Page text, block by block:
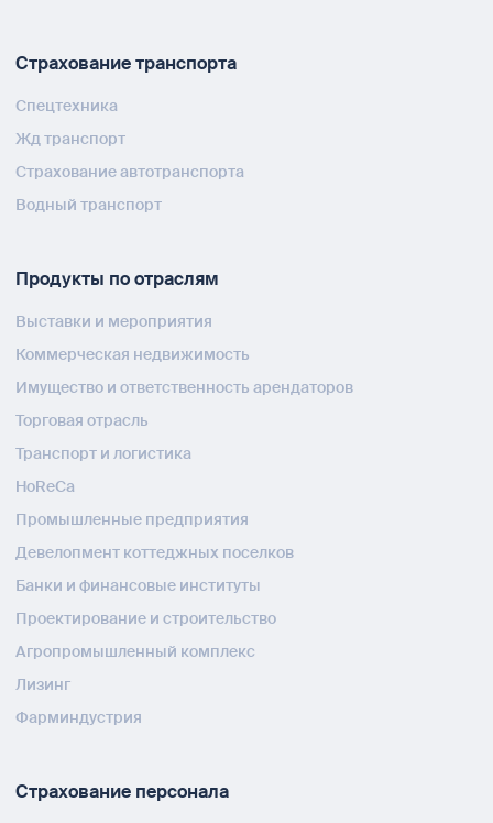
Страхование транспорта
Спецтехника
Жд транспорт
Страхование автотранспорта
Водный транспорт
Продукты по отраслям
Выставки и мероприятия
Коммерческая недвижимость
Имущество и ответственность арендаторов
Торговая отрасль
Транспорт и логистика
HoReCa
Промышленные предприятия
Девелопмент коттеджных поселков
Банки и финансовые институты
Проектирование и строительство
Агропромышленный комплекс
Лизинг
Фарминдустрия
Страхование персонала